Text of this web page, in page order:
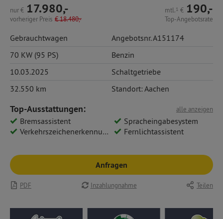
nur€ 17.980,-
vorheriger Preis €18.480,-
mtl.1 € 190,-
Top-Angebotsrate
Gebrauchtwagen
Angebotsnr. A151174
70 KW (95 PS)
Benzin
10.03.2025
Schaltgetriebe
32.550 km
Standort: Aachen
alle anzeigen
Top-Ausstattungen:
Bremsassistent
Spracheingabesystem
Verkehrszeichenerkennung
Fernlichtassistent
Anfragen
PDF Inzahlungnahme Teilen